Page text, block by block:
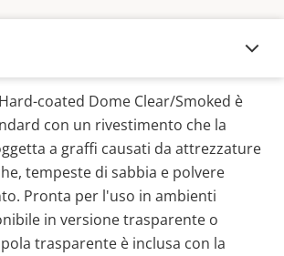
Hard-coated Dome Clear/Smoked è
con un rivestimento che la
a graffi causati da attrezzature
tempeste di sabbia e polvere
Pronta per l'uso in ambienti
in versione trasparente o
trasparente è inclusa con la